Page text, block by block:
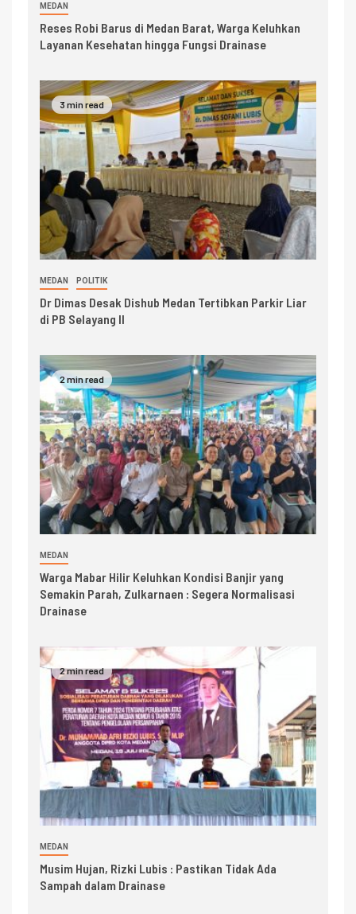
MEDAN
Reses Robi Barus di Medan Barat, Warga Keluhkan
Layanan Kesehatan hingga Fungsi Drainase
3 min read
MEDAN POLITIK
Dr Dimas Desak Dishub Medan Tertibkan Parkir Liar
di PB Selayang II
2 min read
MEDAN
Warga Mabar Hilir Keluhkan Kondisi Banjir yang
Semakin Parah, Zulkarnaen : Segera Normalisasi
Drainase
2 min read
MEDAN
Musim Hujan, Rizki Lubis : Pastikan Tidak Ada
Sampah dalam Drainase